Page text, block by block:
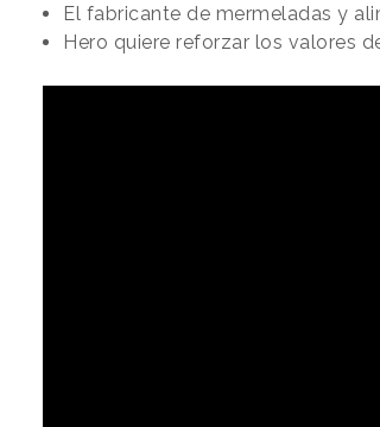
El fabricante de mermeladas y
Hero quiere reforzar los valores